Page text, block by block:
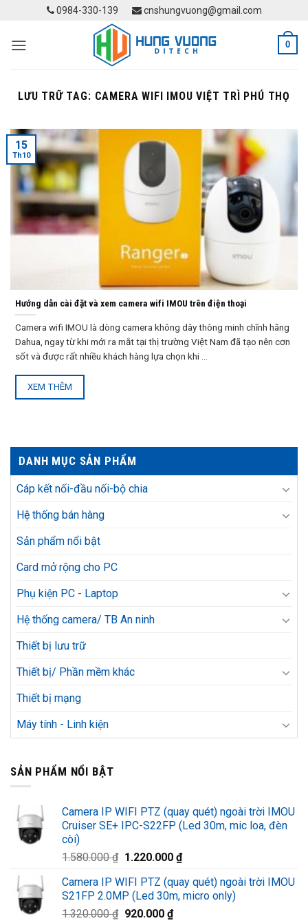
content
0984-330-139 cnshungvuong@gmail.com
0
LƯU TRỮ TAG: CAMERA WIFI IMOU VIỆT TRÌ PHÚ THỌ
Hướng dẫn cài đặt và xem camera wifi IMOU trên điện thoại
Camera wifi IMOU là dòng camera không dây thông minh chĩnh hãng
Dahua, ngay từ khi mới ra mắt tại thị trường Việt Nam đã tạo nên cơn
sốt và được rất nhiều khách hàng lựa chọn khi ...
XEM THÊM
15
Th10
DANH MỤC SẢN PHẨM
Cáp kết nối-đầu nối-bộ chia
Hệ thống bán hàng
Sản phẩm nổi bật
Card mở rộng cho PC
Phụ kiện PC - Laptop
Hệ thống camera/ TB An ninh
Thiết bị lưu trữ
Thiết bị/ Phần mềm khác
Thiết bị mạng
Máy tính - Linh kiện
SẢN PHẨM NỔI BẬT
Camera IP WIFI PTZ (quay quét) ngoài trời IMOU
Cruiser SE+ IPC-S22FP (Led 30m, mic loa, đèn
còi)
1.580.000₫ Giá
là:
1.580.000 ₫.
1.220.000 ₫Giá
tại
là:
Camera IP WIFI PTZ (quay quét) ngoài trời IMOU
S21FP 2.0MP (Led 30m, micro only)
1.320.000₫ Giá
920.000 ₫Giá